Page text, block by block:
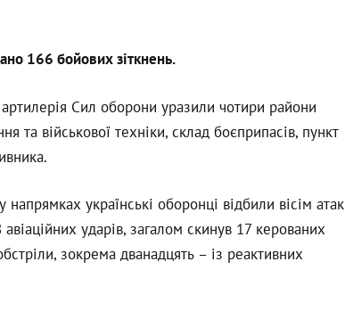
166 бойових зіткнень.
артилерія Сил оборони уразили чотири райони
та військової техніки, склад боєприпасів, пункт
українські оборонці відбили вісім атак
ударів, загалом скинув 17 керованих
зокрема дванадцять – із реактивних